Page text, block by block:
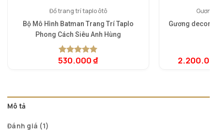
Đồ trang trí taplo ôtô
Bộ Mô Hình Batman Trang Trí Taplo
Phong Cách Siêu Anh Hùng
5.00trên 5
1
530.000₫
Gương decor
Mô tả
Đánh giá (1)